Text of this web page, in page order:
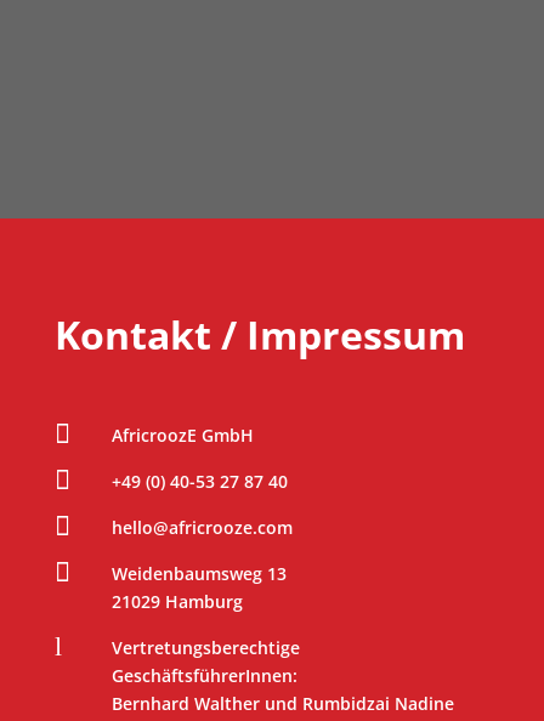
Kontakt / Impressum
 AfricroozE GmbH
 +49 (0) 40-53 27 87 40
 hello@africrooze.com

Weidenbaumsweg 13
21029 Hamburg
l
Vertretungsberechtige
GeschäftsführerInnen:
Bernhard Walther und Rumbidzai Nadine